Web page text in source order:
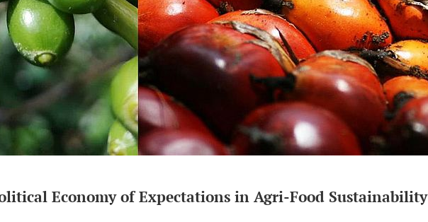
Economy of Expectations in Agri-Food